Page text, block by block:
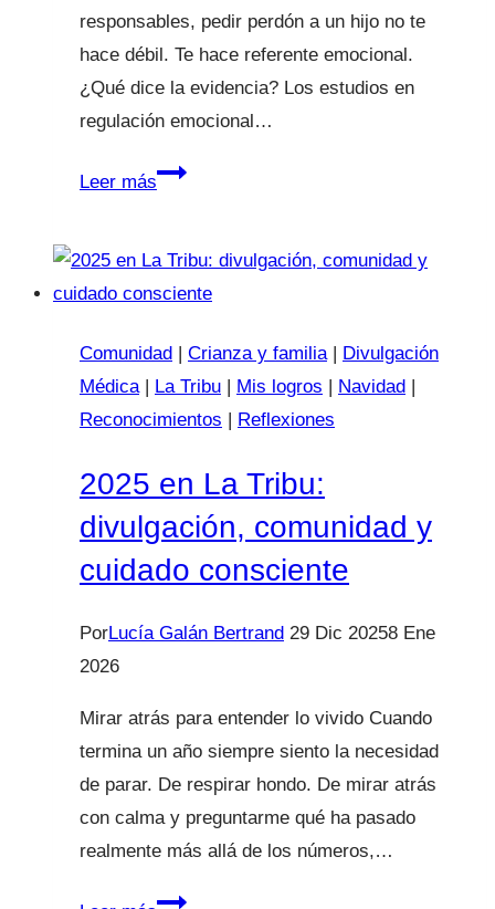
responsables, pedir perdón a un hijo no te
hace débil. Te hace referente emocional.
¿Qué dice la evidencia? Los estudios en
regulación emocional…
Leer másCómo
a
mi
Comunidad | Crianza y familia | Divulgación
Médica | La Tribu | Mis logros | Navidad |
Reconocimientos | Reflexiones
2025 en La Tribu:
divulgación, comunidad y
cuidado consciente
PorLucía Galán Bertrand 29 Dic 20258 Ene
2026
Mirar atrás para entender lo vivido Cuando
termina un año siempre siento la necesidad
de parar. De respirar hondo. De mirar atrás
con calma y preguntarme qué ha pasado
realmente más allá de los números,…
2025